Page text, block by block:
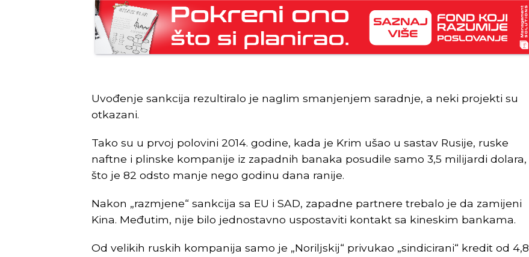
Uvođenje sankcija rezultiralo je naglim smanjenjem saradnje, a neki projekti su
otkazani.
Tako su u prvoj polovini 2014. godine, kada je Krim ušao u sastav Rusije, ruske
naftne i plinske kompanije iz zapadnih banaka posudile samo 3,5 milijardi dolara,
što je 82 odsto manje nego godinu dana ranije.
Nakon „razmjene“ sankcija sa EU i SAD, zapadne partnere trebalo je da zamijeni
Kina. Međutim, nije bilo jednostavno uspostaviti kontakt sa kineskim bankama.
Od velikih ruskih kompanija samo je „Noriljskij“ privukao „sindicirani“ kredit od 4,8